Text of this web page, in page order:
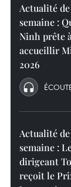
Actualité
semaine :
Ninh prête à
accueillir
2026
Actualité
semaine :
dirigeant
reçoit le